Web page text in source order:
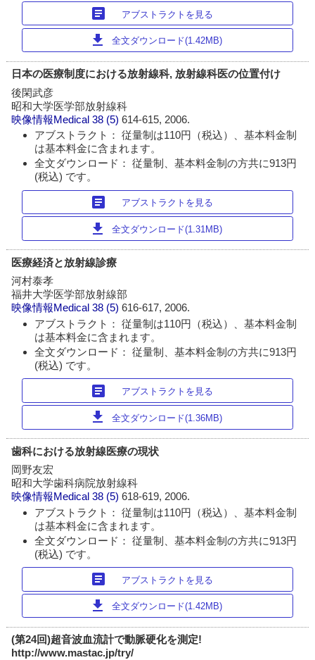
article アブストラクトを見る
download 全文ダウンロード(1.42MB)
日本の医療制度における放射線科, 放射線科医の位置付け
後閑武彦
昭和大学医学部放射線科
映像情報Medical 38 (5)614-615, 2006.
アブストラクト： 従量制は110円（税込）、基本料金制
は基本料金に含まれます。
全文ダウンロード： 従量制、基本料金制の方共に913円
(税込) です。
article アブストラクトを見る
download 全文ダウンロード(1.31MB)
医療経済と放射線診療
河村泰孝
福井大学医学部放射線部
映像情報Medical 38 (5)616-617, 2006.
アブストラクト： 従量制は110円（税込）、基本料金制
は基本料金に含まれます。
全文ダウンロード： 従量制、基本料金制の方共に913円
(税込) です。
article アブストラクトを見る
download 全文ダウンロード(1.36MB)
歯科における放射線医療の現状
岡野友宏
昭和大学歯科病院放射線科
映像情報Medical 38 (5)618-619, 2006.
アブストラクト： 従量制は110円（税込）、基本料金制
は基本料金に含まれます。
全文ダウンロード： 従量制、基本料金制の方共に913円
(税込) です。
article アブストラクトを見る
download 全文ダウンロード(1.42MB)
(第24回)超音波血流計で動脈硬化を測定!
http://www.mastac.jp/try/